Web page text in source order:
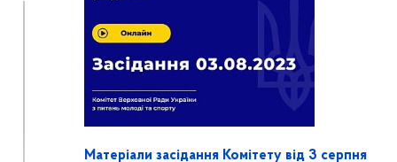
Матеріали засідання Комітету від 3 серпня